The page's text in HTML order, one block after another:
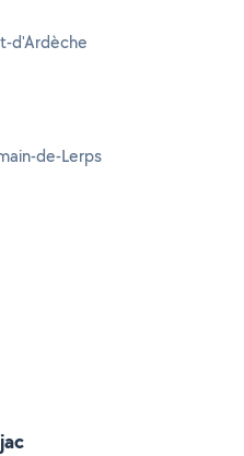
d'Ardèche
de-Lerps